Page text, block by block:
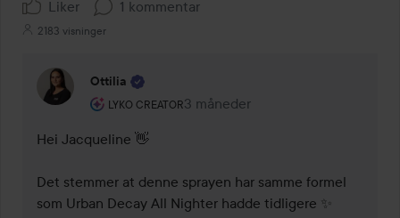
Liker 1 kommentar
2183 visninger
Ottilia
LYKO CREATOR
Brukerens rolle: Lyko Creator.
3 måneder
Kommentaren lades 3 måneder
Hei Jacqueline 👋
Det stemmer at denne sprayen har samme formel
som Urban Decay All Nighter hadde tidligere ✨